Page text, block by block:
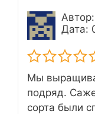
Дата:
Мы
подряд.
сорта были